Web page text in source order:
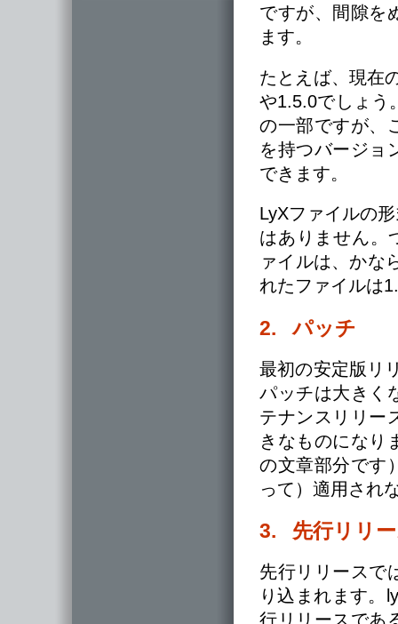
ですが、間隙を
ます。
たとえば、現在
や1.5.0でしょう
の一部ですが、
を持つバージョ
できます。
LyXファイルの
はありません。
ァイルは、かな
れたファイルは
2. パッチ
最初の安定版リ
パッチは大きく
テナンスリリー
きなものになり
の文章部分です
って）適用され
3. 先行リリ
先行リリースで
り込まれます。
行リリースであ